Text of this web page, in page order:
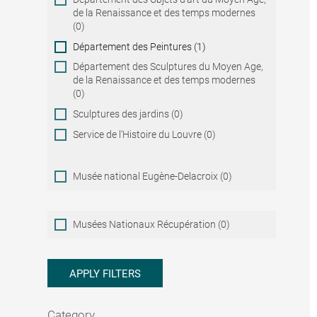
de la Renaissance et des temps modernes
(0)
Département des Peintures (1)
Département des Sculptures du Moyen Age,
de la Renaissance et des temps modernes
(0)
Sculptures des jardins (0)
Service de l'Histoire du Louvre (0)
Musée national Eugène-Delacroix (0)
Musées
Nationaux
Musées Nationaux Récupération (0)
APPLY FILTERS